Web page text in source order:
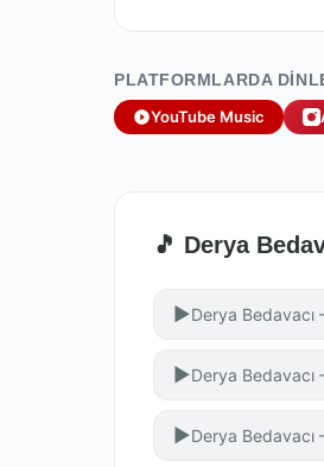
PLATFORMLARDA
YouTube Music
🎵 Derya
▶Derya Bedavacı
▶Derya Bedavacı
▶Derya Bedavacı